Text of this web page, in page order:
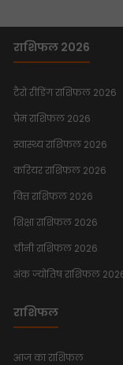
राशिफल 2026
टैरो रीडिंग राशिफल 2026
प्रेम राशिफल 2026
स्वास्थ्य राशिफल 2026
करियर राशिफल 2026
वित्त राशिफल 2026
शिक्षा राशिफल 2026
चीनी राशिफल 2026
अंक ज्योतिष राशिफल
राशिफल
आज का राशिफल